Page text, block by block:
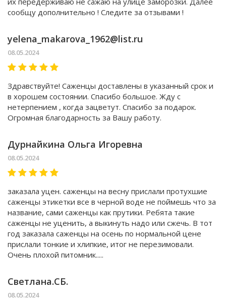
сообщу дополнительно ! Следите за отзывами !
yelena_makarova_1962@list.ru
08.05.2024
Здравствуйте! Саженцы доставлены в указанный срок и
в хорошем состоянии. Спасибо большое. Жду с
нетерпением , когда зацветут. Спасибо за подарок.
Огромная благодарность за Вашу работу.
Дурнайкина Ольга Игоревна
08.05.2024
заказала уцен. саженцы на весну прислали протухшие
саженцы этикетки все в черной воде не поймешь что за
название, сами саженцы как прутики. Ребята такие
саженцы не уценить, а выкинуть надо или сжечь. В тот
год заказала саженцы на осень по нормальной цене
прислали тонкие и хлипкие, итог не перезимовали.
Очень плохой питомник.....
Светлана.СБ.
08.05.2024